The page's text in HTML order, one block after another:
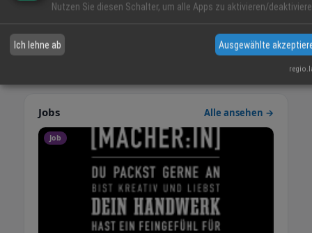
Weihnachten 2025 im Metzgerhüs
28.11.2025
Jobs Alle ansehen →
Job
Nutzen Sie diesen Schalter, um alle Apps zu aktivieren/
Ich lehne ab Ausgewählte